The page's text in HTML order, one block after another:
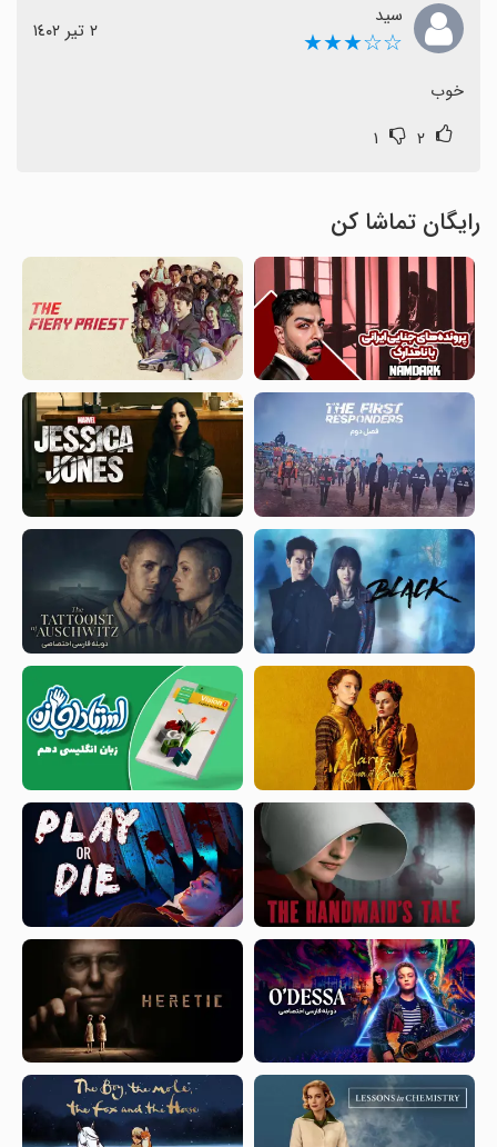
سید
☆☆★★★ ٢ تیر ١٤٠٢
خوب
۲ ۱
رایگان تماشا کن